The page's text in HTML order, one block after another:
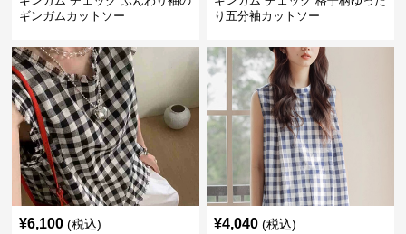
ギンガムカットソー
り五分袖カットソー
¥6,100 (税込) ¥4,040 (税込)